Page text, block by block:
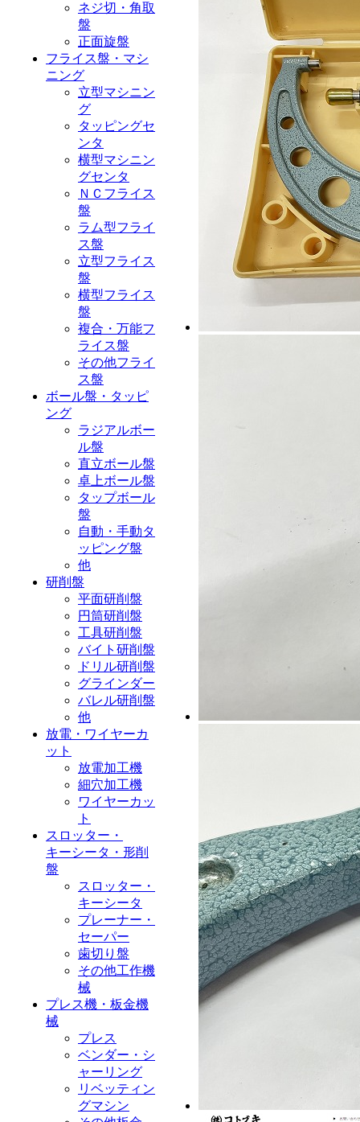
ネジ切・角取
盤
正面旋盤
フライス盤・マシ
ニング
立型マシニン
グ
タッピングセ
ンタ
横型マシニン
グセンタ
ＮＣフライス
盤
ラム型フライ
ス盤
立型フライス
盤
横型フライス
盤
複合・万能フ
ライス盤
その他フライ
ス盤
ボール盤・タッピ
ング
ラジアルボー
ル盤
直立ボール盤
卓上ボール盤
タップボール
盤
自動・手動タ
ッピング盤
他
研削盤
平面研削盤
円筒研削盤
工具研削盤
バイト研削盤
ドリル研削盤
グラインダー
バレル研削盤
他
放電・ワイヤーカ
ット
放電加工機
細穴加工機
ワイヤーカッ
ト
スロッター・
キーシータ・形削
盤
スロッター・
キーシータ
プレーナー・
セーパー
歯切り盤
その他工作機
械
プレス機・板金機
械
プレス
ベンダー・シ
ャーリング
リベッティン
グマシン